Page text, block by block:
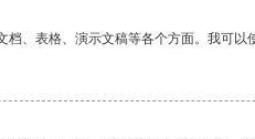
、表格、演示文稿等各个方面。我可以